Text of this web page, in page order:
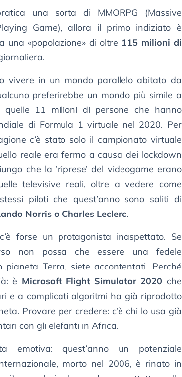
una sorta di MMORPG (Massive
Game), allora il primo indiziato è
una «popolazione» di oltre 115 milioni di
vivere in un mondo parallelo abitato da
preferirebbe un mondo più simile a
quelle 11 milioni di persone che hanno
di Formula 1 virtuale nel 2020. Per
c’è stato solo il campionato virtuale
reale era fermo a causa dei lockdown
che la ’riprese’ del videogame erano
televisive reali, oltre a vedere come
piloti che quest’anno sono saliti di
Norris o Charles Leclerc.
forse un protagonista inaspettato. Se
non possa che essere una fedele
pianeta Terra, siete accontentati. Perché
è Microsoft Flight Simulator 2020 che
e a complicati algoritmi ha già riprodotto
Provare per credere: c’è chi lo usa già
con gli elefanti in Africa.
emotiva: quest’anno un potenziale
morto nel 2006, è rinato in